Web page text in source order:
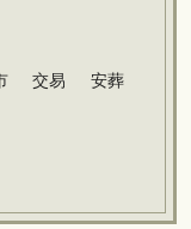
交易
安葬